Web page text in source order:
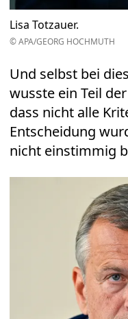
Lisa Totzauer.
© APA/GEORG HOCHMUTH
Und selbst bei
wusste ein Teil
dass nicht alle
Entscheidung
nicht einstimmig